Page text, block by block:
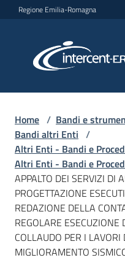
Vai al contenuto
Vai alla navigazione
Vai al footer
Regione Emilia-Romagna
per lo
L'Agenzia
Bandi
e
strumenti
Home / Bandi e
Bandi altri Enti /
Altri Enti - Bandi e
Altri Enti - Bandi e
APPALTO DEI SERVIZI DI
PROGETTAZIONE
REDAZIONE DELLA
REGOLARE
COLLAUDO PER I LAVORI
MIGLIORAMENTO